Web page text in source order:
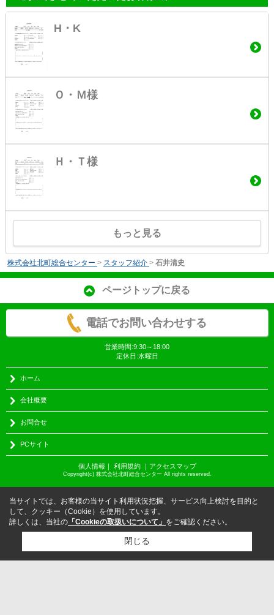
H・K
Ｏ・Ｍ様
Ｈ・Ｔ様
もっと見る
株式会社北町総合センター > スタッフ紹介 > 石井清史
ページトップに戻る
電話でお問い合わせする
営業時間:9:30～18:00
定休日:水曜日
ホーム
会社概要
お問合せ
PCサイト
個人情報 ｜ 利用規約｜ アクセスマップ
Copyright(c) 株式会社北町総合センター All rights reserved.
当サイトでは、お客様の当サイト利用状況把握、サービス向上検討を目的と
して、クッキー（Cookie）を使用しています。
詳しくは、当社の 「Cookieの取扱いについて」 をご確認ください。
閉じる